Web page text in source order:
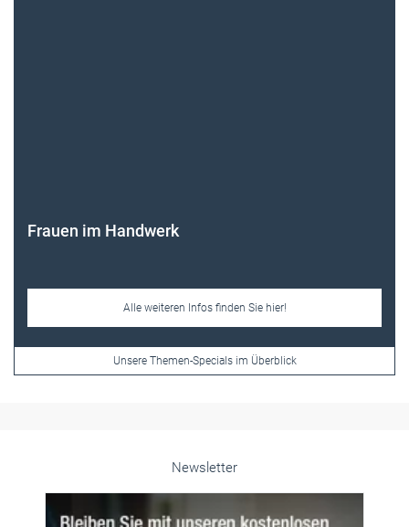
Frauen im Handwerk
Alle weiteren Infos finden Sie hier!
Unsere Themen-Specials im Überblick
Newsletter